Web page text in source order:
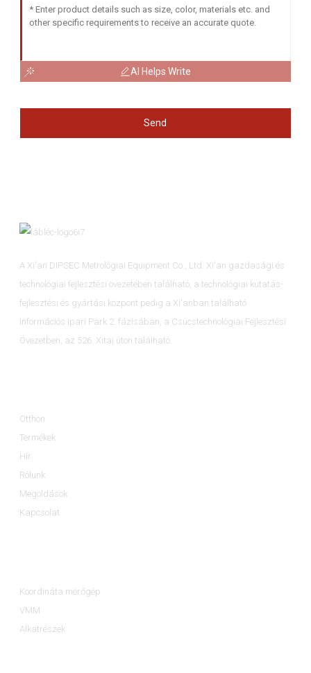
AI Helps Write
Send
A Xi'an DIPSEC Metrológiai Equipment Co., Ltd. Xi'an gazdasági és
technológiai fejlesztési övezetében található, a technológiai kutatás-
fejlesztési és gyártási központ pedig a Xi'anban található
Információs Ipari Park 2. fázisában, a Csúcstechnológiai Fejlesztési
Övezetben, az 526. Xitai úton található.
Otthon
Termékek
Hír
Rólunk
Megoldások
Kapcsolat
Koordináta mérőgép
VMM
Alkatrészek